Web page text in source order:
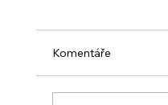
Komentáře